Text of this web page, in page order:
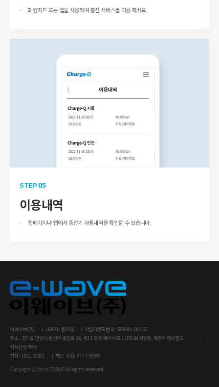
회원카드 또는 앱을 사용하여 충전 서비스를 이용 하세요.
STEP 05
이용내역
웹페이지나 앱에서 충전기 사용내역을 확인할 수 있습니다.
이웨이브(주) 대표자 : 문지영
사업자등록번호 : 598-81-00433
주소 : 경기도 안양시 동안구 벌말로 66, 제11층 제에이-에프 1108호(관양동,평촌역 하이필드
지식산업센터)
전화 : 1811-8281
팩스 : 031-5177-6989
Copyright ⓒ 2026 EWAVE All rights reserved.